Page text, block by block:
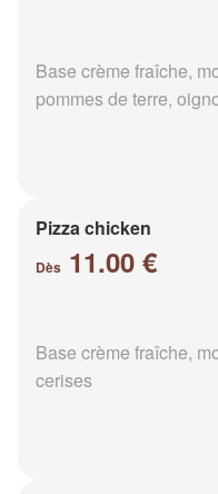
Base crème fraîche,
pommes de terre,
Pizza chicken
Dès 11.00 €
Base crème fraîche,
cerises